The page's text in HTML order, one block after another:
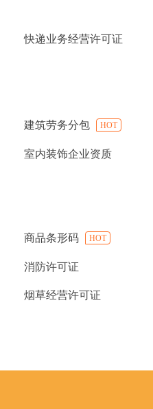
快递业务经营许可证
建筑劳务分包 HOT
室内装饰企业资质
商品条形码 HOT
消防许可证
烟草经营许可证